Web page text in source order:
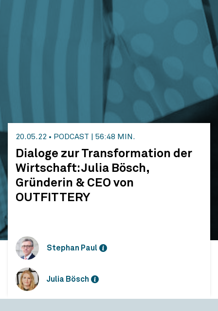
20.05.22 • PODCAST 56:48 MIN.
Dialoge zur Transformation der
Wirtschaft: Julia Bösch,
Gründerin & CEO von
OUTFITTERY
Stephan Paul
Julia Bösch